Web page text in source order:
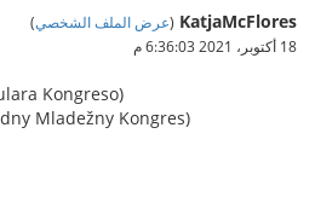
KatjaMcFlores
(عرض الملف الشخصي)
18 أكتوبر، 2021 6:36:03 م
Kongreso)
Mladežny Kongres)